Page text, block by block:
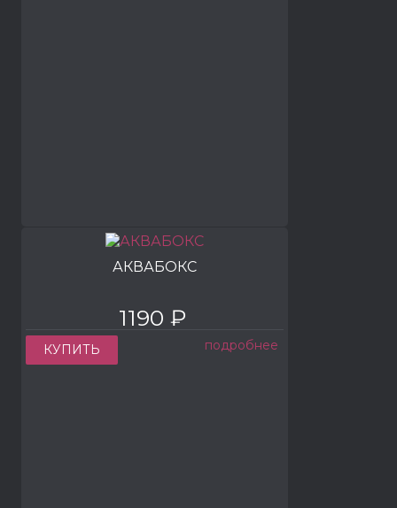
АКВАБОКС
1190 ₽
КУПИТЬ подробнее